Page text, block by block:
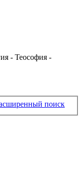
- Теософия -
поиск